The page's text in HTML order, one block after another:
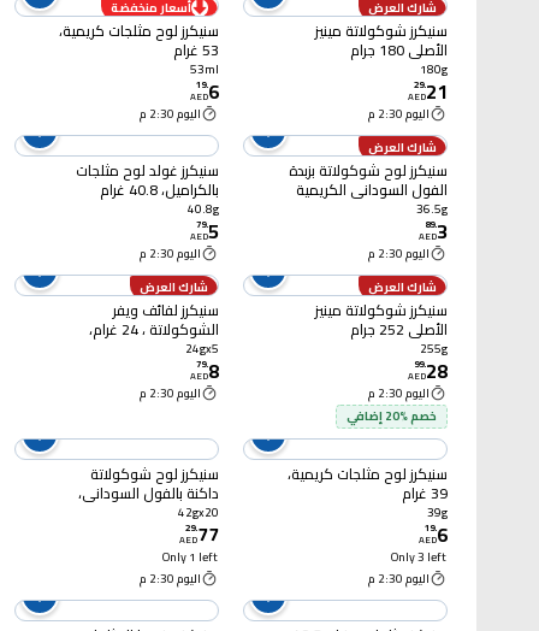
شارك العرض
سنيكرز شوكولاتة مينيز
الأصلي 180 جرام
180g
21
.
29
AED
اليوم 2:30 م
أسعار منخفضة
سنيكرز لوح مثلجات كريمية،
53 غرام
53ml
6
.
19
AED
اليوم 2:30 م
شارك العرض
سنيكرز لوح شوكولاتة بزبدة
الفول السوداني الكريمية
36.5 جرام
36.5g
3
.
89
AED
اليوم 2:30 م
سنيكرز غولد لوح مثلجات
بالكراميل، 40.8 غرام
40.8g
5
.
79
AED
اليوم 2:30 م
شارك العرض
سنيكرز شوكولاتة مينيز
الأصلي 252 جرام
255g
28
.
99
AED
اليوم 2:30 م
خصم %20 إضافي
شارك العرض
سنيكرز لفائف ويفر
الشوكولاتة ، 24 غرام،
عبوة من 5 قطع
24gx5
8
.
79
AED
اليوم 2:30 م
سنيكرز لوح مثلجات كريمية،
39 غرام
39g
6
.
19
AED
Only 3 left
اليوم 2:30 م
سنيكرز لوح شوكولاتة
داكنة بالفول السوداني،
غرام
42gx20
77
.
29
AED
Only 1 left
اليوم 2:30 م